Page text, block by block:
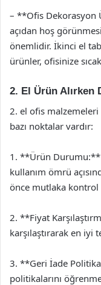
– **Ofis Dekorasyon
açıdan hoş
önemlidir. İkinci el
ürünler, ofisinize
2. El Ürün Alırken
2. el ofis malzemeleri
bazı noktalar vardır:
1. **Ürün
kullanım ömrü
önce mutlaka kontrol
2. **Fiyat
karşılaştırarak en iyi
3. **Geri İade
politikalarını